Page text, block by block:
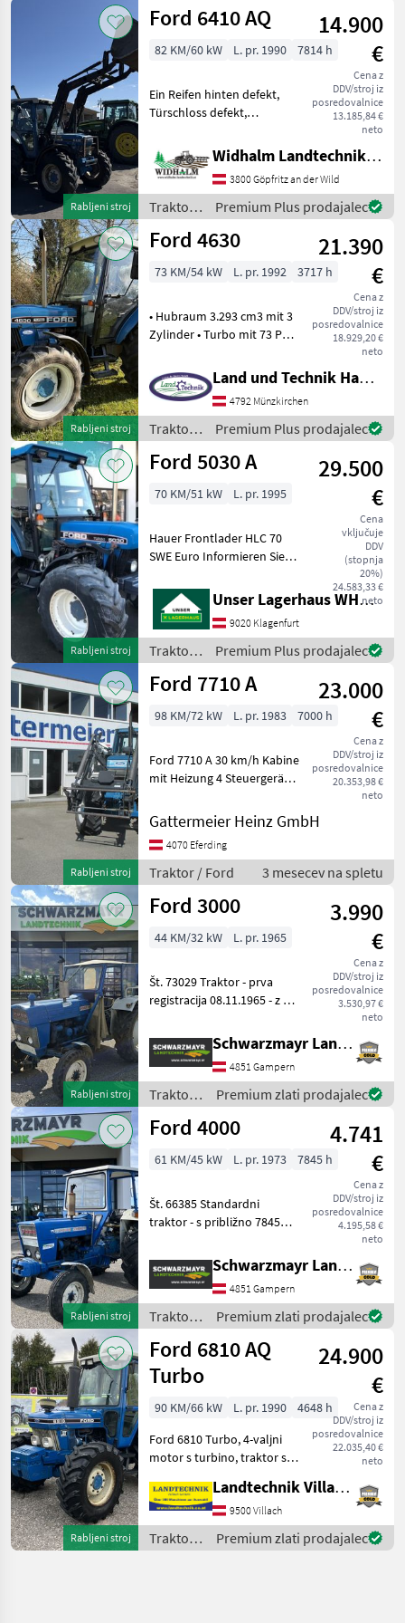
Rabljeni stroj
Ford 6410 AQ
14.900
€
Cena z
DDV/stroj iz
posredovalnice
13.185,84 €
neto
82 KM/60 kW L. pr. 1990 7814 h
Ein Reifen hinten defekt,
Türschloss defekt,
Kontaktfehler , hydr.
Oberlenker, gültige
Begutachtung, Frontlader
mit Schaufel, Zustand siehe
Fotos pogon
Widhalm Landtechnik GmbH
3800 Göpfritz an der Wild
Traktor /
Ford
Premium Plus prodajalec
Rabljeni stroj
Ford 4630
21.390
€
Cena z
DDV/stroj iz
posredovalnice
18.929,20 €
neto
73 KM/54 kW L. pr. 1992 3717 h
• Hubraum 3.293 cm3 mit 3
Zylinder • Turbo mit 73 PS •
40 km/h • Zapfwelle
540/750 U/min • Nasse
Scheibenbremse • Ford
Komfortkabine
Land und Technik HandelsgesmbH
4792 Münzkirchen
Traktor /
Ford
Premium Plus prodajalec
Rabljeni stroj
Ford 5030 A
29.500
€
Cena
vključuje
DDV
(stopnja
20%)
24.583,33 €
neto
70 KM/51 kW L. pr. 1995
Hauer Frontlader HLC 70
SWE Euro Informieren Sie
telefonisch, ob die von
Ihnen angefragte Maschine
aktuell bei uns am Lager
steht. Wir
Unser Lagerhaus WHG, Kärnten, Klagenfurt
9020 Klagenfurt
Traktor /
Ford
Premium Plus prodajalec
Rabljeni stroj
Ford 7710 A
23.000
€
Cena z
DDV/stroj iz
posredovalnice
20.353,98 €
neto
98 KM/72 kW L. pr. 1983 7000 h
Ford 7710 A 30 km/h Kabine
mit Heizung 4 Steuergeräte
Zwischenachssteuergerät 1
+ 2 Leiter Druckluftanlage
Frontlader Stoll Robust F
10 o
Gattermeier Heinz GmbH
4070 Eferding
Traktor / Ford 3 mesecev na spletu
Rabljeni stroj
Ford 3000
3.990
€
Cena z
DDV/stroj iz
posredovalnice
3.530,97 €
neto
44 KM/32 kW L. pr. 1965
Št. 73029 Traktor - prva
registracija 08.11.1965 - z 7-
1 halogenim delovnim
žarometom na zadku - z
zadnjo hidravliko - z
zadnjim kardan
Schwarzmayr Landtechnik GmbH - Gampern
4851 Gampern
Traktor /
Ford
Premium zlati prodajalec
Rabljeni stroj
Ford 4000
4.741
€
Cena z
DDV/stroj iz
posredovalnice
4.195,58 €
neto
61 KM/45 kW L. pr. 1973 7845 h
Št. 66385 Standardni
traktor - s približno 7845
izdelave 1973 - z največjo
hitrostjo 24 km/h - s streho
- z zadnjimi pnevmatikami
13, 6-3
Schwarzmayr Landtechnik GmbH - Gampern
4851 Gampern
Traktor /
Ford
Premium zlati prodajalec
Rabljeni stroj
Ford 6810 AQ
Turbo
24.900
€
Cena z
DDV/stroj iz
posredovalnice
22.035,40 €
neto
90 KM/66 kW L. pr. 1990
4648 h
Ford 6810 Turbo, 4-valjni
motor s turbino, traktor s
stranskim prestavnim
mehanizmom, udobna
kabina s sovoznikovim
sedežem, ogrevanje, streš
Landtechnik Villach GmbH
9500 Villach
Traktor /
Ford
Premium zlati prodajalec